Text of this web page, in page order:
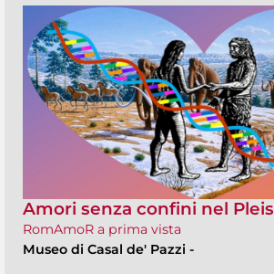
Amori senza confini nel
RomAmoR a prima vista
Museo di Casal de' Pazzi -